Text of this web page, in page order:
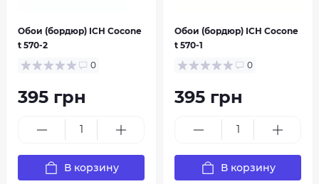
Обои (бордюр) ICH Cocone
t 570-2
0
395 грн
В корзину
Обои (бордюр) ICH Cocone
t 570-1
0
395 грн
В корзину